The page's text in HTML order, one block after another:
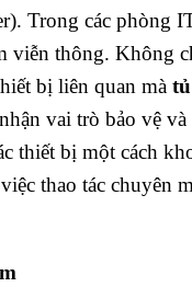
Trong các phòng
viễn thông. Không
bị liên quan mà
vai trò bảo vệ
thiết bị một cách
thao tác chuyên